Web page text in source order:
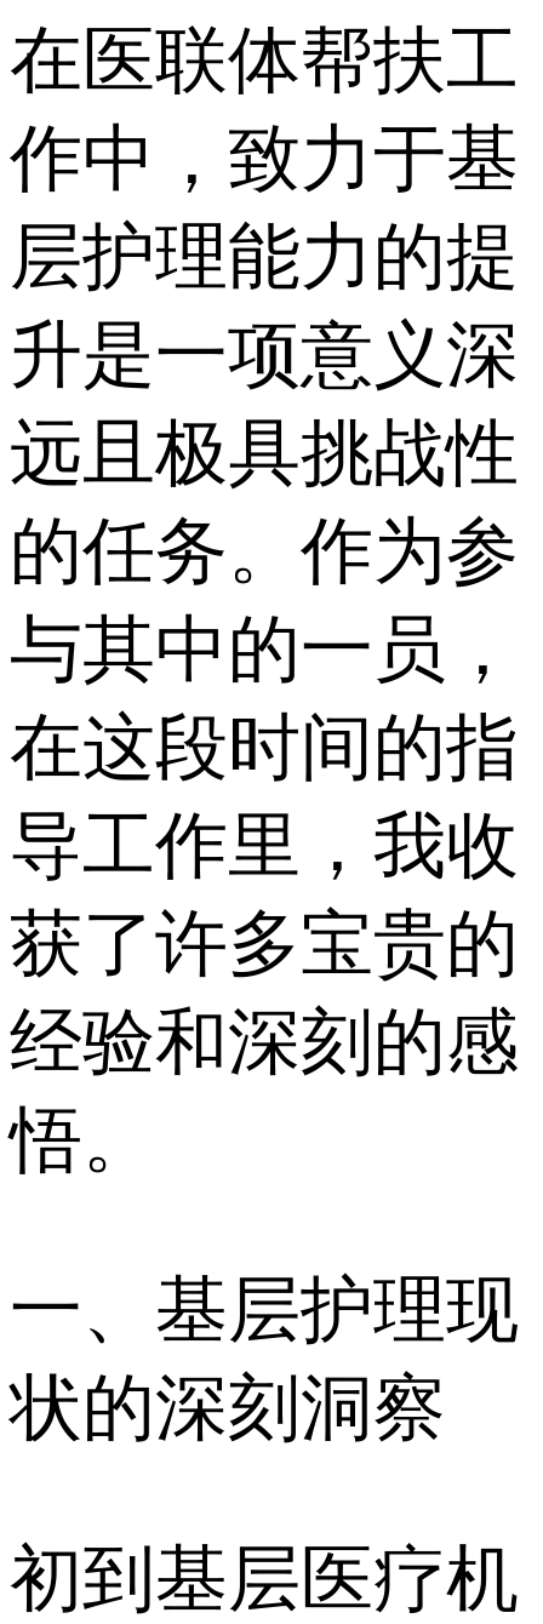
在医联体帮扶工
作中，致力于基
层护理能力的提
升是一项意义深
远且极具挑战性
的任务。作为参
与其中的一员，
在这段时间的指
导工作里，我收
获了许多宝贵的
经验和深刻的感
悟。
一、基层护理现
状的深刻洞察
初到基层医疗机